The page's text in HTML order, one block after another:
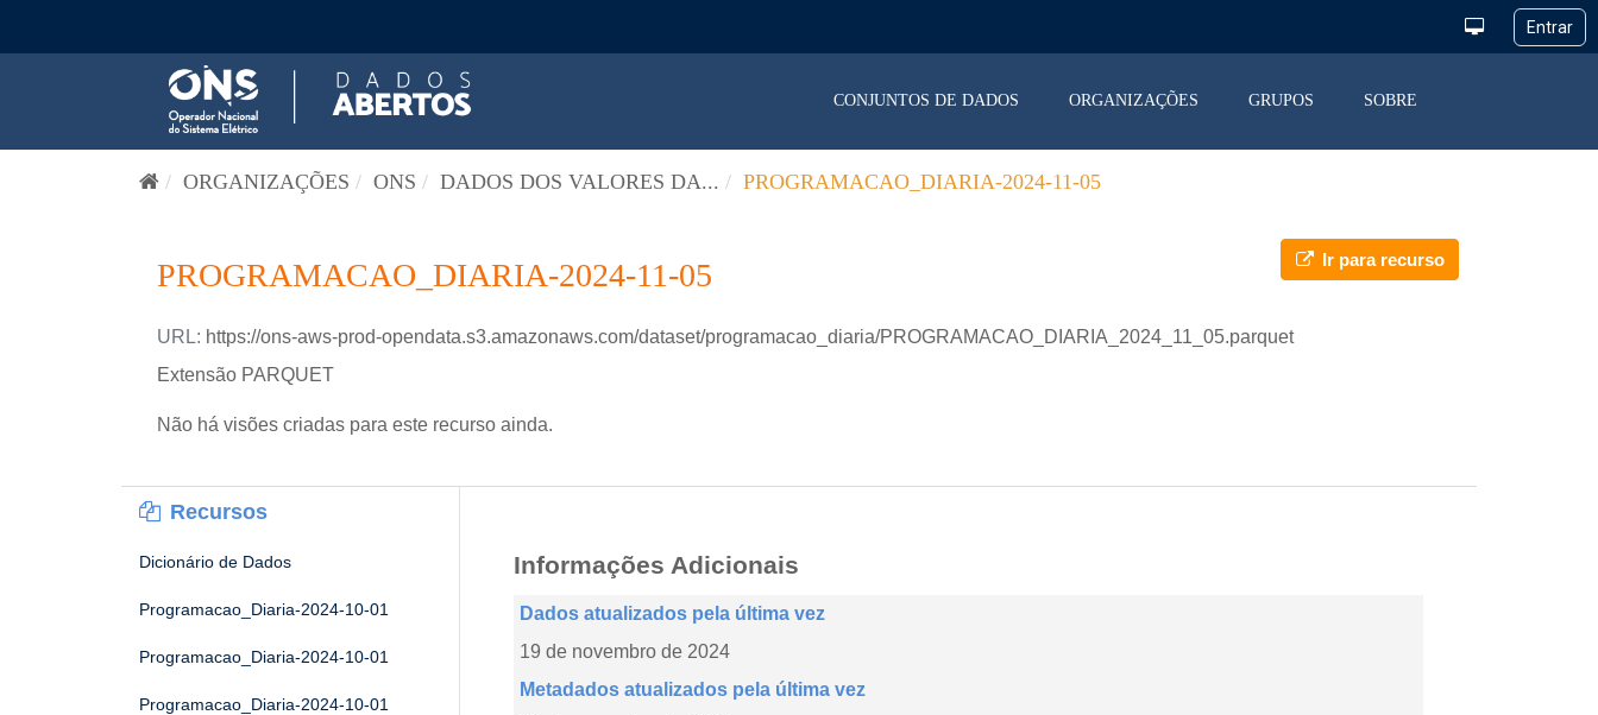
CONJUNTOS DE DADOS ORGANIZAÇÕES GRUPOS SOBRE
ORGANIZAÇÕES ONS DADOS DOS VALORES DA... PROGRAMACAO_DIARIA-2024-11-05
Ir para recurso
PROGRAMACAO_DIARIA-2024-11-05
URL: https://ons-aws-prod-opendata.s3.amazonaws.com/dataset/programacao_diaria/PROGRAMACAO_DIARIA_2024_11_05.parquet
Extensão PARQUET
Não há visões criadas para este recurso ainda.
Recursos
Dicionário de Dados
Programacao_Diaria-2024-10-01
Programacao_Diaria-2024-10-01
Programacao_Diaria-2024-10-01
Informações Adicionais
Dados atualizados pela última vez
19 de novembro de 2024
Metadados atualizados pela última vez